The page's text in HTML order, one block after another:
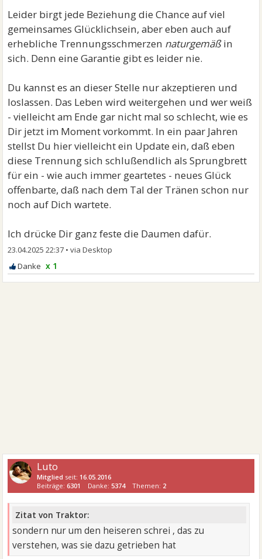
Leider birgt jede Beziehung die Chance auf viel
gemeinsames Glücklichsein, aber eben auch auf
erhebliche Trennungsschmerzen naturgemäßin
sich. Denn eine Garantie gibt es leider nie.
Du kannst es an dieser Stelle nur akzeptieren und
loslassen. Das Leben wird weitergehen und wer weiß
- vielleicht am Ende gar nicht mal so schlecht, wie es
Dir jetzt im Moment vorkommt. In ein paar Jahren
stellst Du hier vielleicht ein Update ein, daß eben
diese Trennung sich schlußendlich als Sprungbrett
für ein - wie auch immer geartetes - neues Glück
offenbarte, daß nach dem Tal der Tränen schon nur
noch auf Dich wartete.
Ich drücke Dir ganz feste die Daumen dafür.
23.04.2025 22:37 •
x 1
Luto
Mitglied seit: 16.05.2016
Beiträge:6301 Danke:5374 Themen: 2
Zitat von Traktor:
sondern nur um den heiseren schrei , das zu
verstehen, was sie dazu getrieben hat